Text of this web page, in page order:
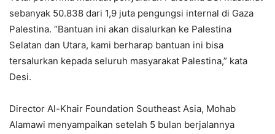
sebanyak 50.838 dari 1,9 juta pengungsi internal di Gaza
Palestina. “Bantuan ini akan disalurkan ke Palestina
Selatan dan Utara, kami berharap bantuan ini bisa
tersalurkan kepada seluruh masyarakat Palestina,” kata
Desi.
Director Al-Khair Foundation Southeast Asia, Mohab
Alamawi menyampaikan setelah 5 bulan berjalannya